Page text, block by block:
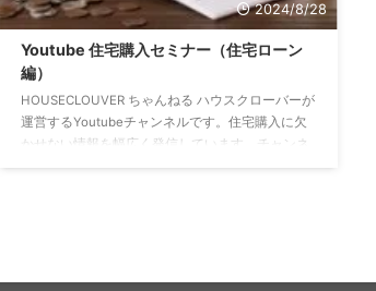
2024/8/28
Youtube 住宅購入セミナー（住宅ローン
編）
HOUSECLOUVER ちゃんねる ハウスクローバーが
運営するYoutubeチャンネルです。住宅購入に欠
かせない情報を幅広く発信しています。チャンネ